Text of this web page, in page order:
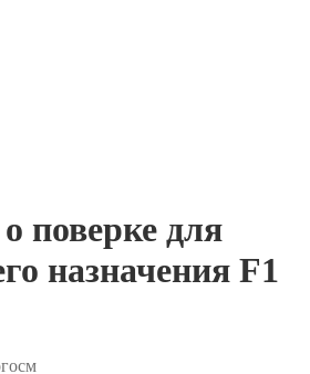
поверке для
назначения F1